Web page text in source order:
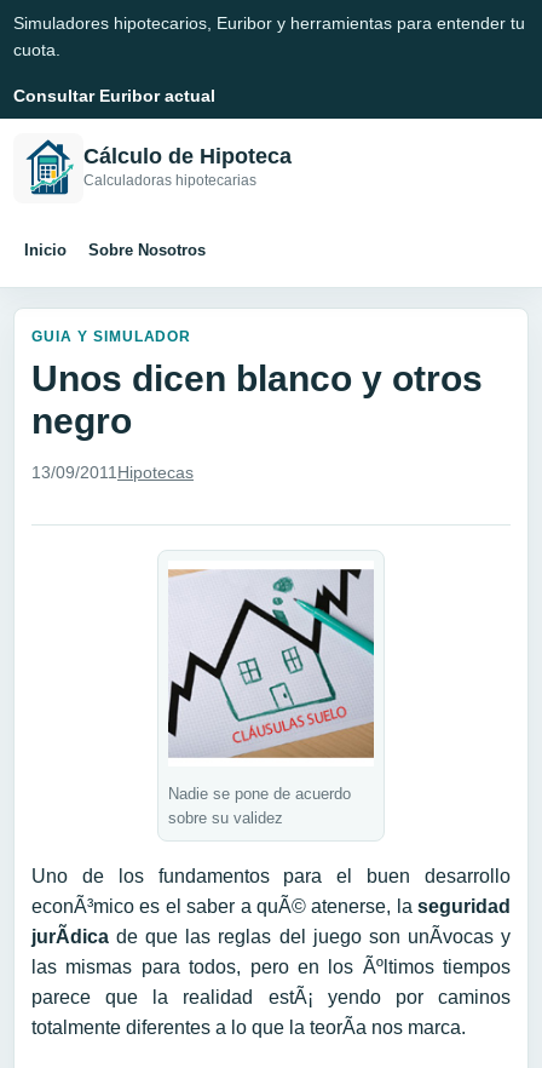
Simuladores hipotecarios, Euribor y herramientas para entender tu
cuota.
Consultar Euribor actual
Cálculo de Hipoteca
Calculadoras hipotecarias
Inicio Sobre Nosotros
GUIA Y SIMULADOR
Unos dicen blanco y otros
negro
13/09/2011 Hipotecas
Nadie se pone de acuerdo
sobre su validez
Uno de los fundamentos para el buen desarrollo
econÃ³mico es el saber a quÃ© atenerse, la seguridad
jurÃ­dica de que las reglas del juego son unÃ­vocas y
las mismas para todos, pero en los Ãºltimos tiempos
parece que la realidad estÃ¡ yendo por caminos
totalmente diferentes a lo que la teorÃ­a nos marca.